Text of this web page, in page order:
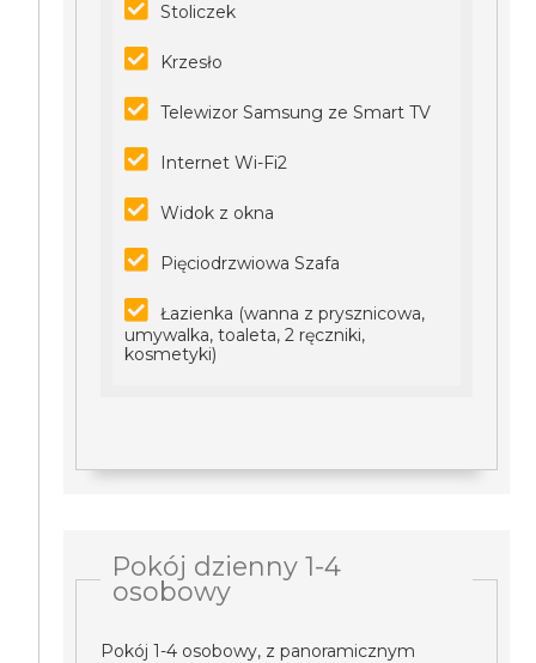
Stoliczek
Krzesło
Telewizor Samsung ze Smart TV
Internet Wi-Fi2
Widok z okna
Pięciodrzwiowa Szafa
Łazienka (wanna z prysznicowa,
umywalka, toaleta, 2 ręczniki,
kosmetyki)
Pokój dzienny 1-4
osobowy
Pokój 1-4 osobowy, z panoramicznym